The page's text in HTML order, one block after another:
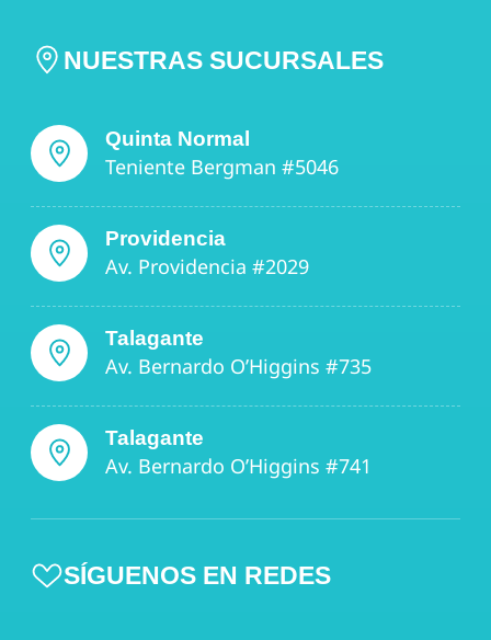
NUESTRAS SUCURSALES
Quinta Normal
Teniente Bergman #5046
Providencia
Av. Providencia #2029
Talagante
Av. Bernardo O’Higgins #735
Talagante
Av. Bernardo O’Higgins #741
SÍGUENOS EN REDES